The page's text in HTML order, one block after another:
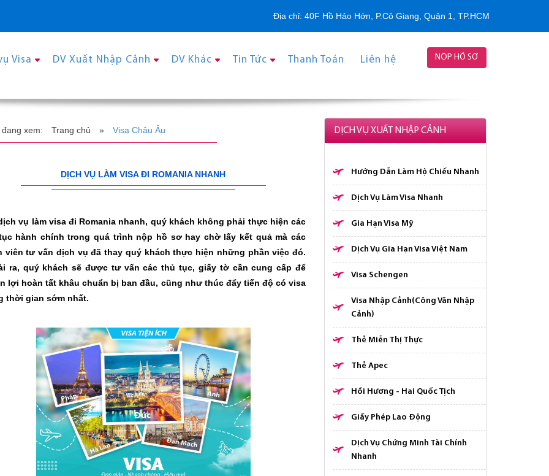
Địa chỉ: 40F Hồ Hảo Hớn, P.Cô Giang, Quận 1, TP.HCM
Visa DV Xuất Nhập Cảnh DV Khác Tin Tức Thanh Toán Liên hệ NỘP HỒ SƠ
xem: Trang chủ » Visa Châu Âu
DỊCH VỤ LÀM VISA ĐI ROMANIA NHANH
vụ làm visa đi Romania nhanh, quý khách không phải thực hiện các
hành chính trong quá trình nộp hồ sơ hay chờ lấy kết quả mà các
viên tư vấn dịch vụ đã thay quý khách thực hiện những phần việc đó.
ra, quý khách sẽ được tư vấn các thủ tục, giấy tờ cần cung cấp để
lợi hoàn tất khâu chuẩn bị ban đầu, cũng như thúc đẩy tiến độ có visa
thời gian sớm nhất.
DỊCH VỤ XUẤT NHẬP CẢNH
Hướng Dẫn Làm Hộ Chiếu Nhanh
Dịch Vụ Làm Visa Nhanh
Gia Hạn Visa Mỹ
Dịch Vụ Gia Hạn Visa Việt Nam
Visa Schengen
Visa Nhập Cảnh(Công Văn Nhập
Cảnh)
Thẻ Miễn Thị Thực
Thẻ Apec
Hồi Hương - Hai Quốc Tịch
Giấy Phép Lao Động
Dịch Vụ Chứng Minh Tài Chính
Nhanh